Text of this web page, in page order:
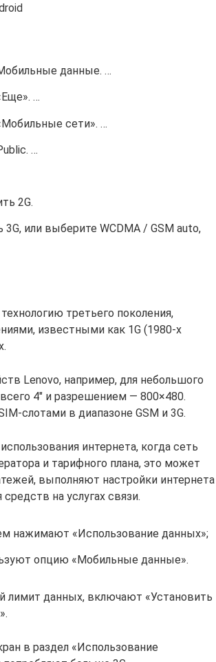
данные. …
…
сети». …
…
2G.
или выберите WCDMA / GSM auto,
третьего поколения,
известными как 1G (1980-х
Lenovo, например, для небольшого
4″ и разрешением — 800×480.
слотами в диапазоне GSM и 3G.
интернета, когда сеть
и тарифного плана, это может
выполняют настройки интернета
на услугах связи.
нажимают «Использование данных»;
опцию «Мобильные данные».
лимит данных, включают «Установить
в раздел «Использование